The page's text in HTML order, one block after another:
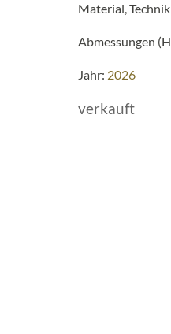
Material,
Abmessungen
Jahr: 2026
verkauft